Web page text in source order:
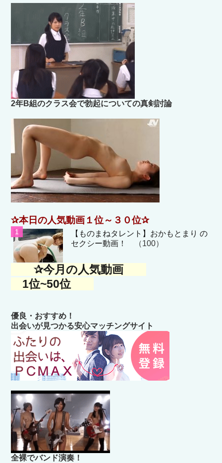
2年B組のクラス会で勃起についての真剣討論
✰本日の人気動画１位～３０位✰
【ものまねタレント】おかもとまり の
セクシー動画！
（100）
✰今月の人気動画
1位~50位
優良・おすすめ！
出会いが見つかる安心マッチングサイト
全裸でバンド演奏！